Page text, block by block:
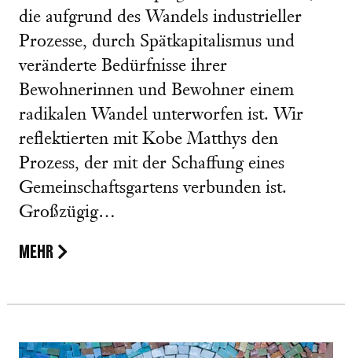
die aufgrund des Wandels industrieller
Prozesse, durch Spätkapitalismus und
veränderte Bedürfnisse ihrer
Bewohnerinnen und Bewohner einem
radikalen Wandel unterworfen ist. Wir
reflektierten mit Kobe Matthys den
Prozess, der mit der Schaffung eines
Gemeinschaftsgartens verbunden ist.
Großzügig…
MEHR